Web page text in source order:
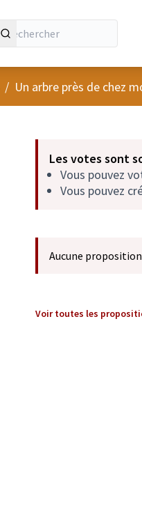
/ Un arbre près de chez
Les votes sont
Vous pouvez
Vous pouvez
Aucune
Voir toutes les